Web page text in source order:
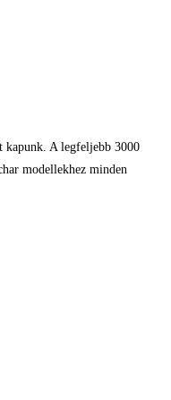
kapunk. A legfeljebb 3000
modellekhez minden